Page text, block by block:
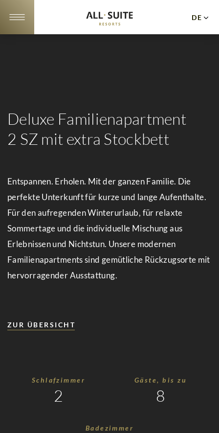
DE
Gründe
Lage
Events
Wellness
&
Spa
Annehmlichkeiten
Zeit
Sommerurlaub
Winterurlaub
Deluxe Familienapartment
2 SZ mit extra Stockbett
Entspannen. Erholen. Mit der ganzen Familie. Die
perfekte Unterkunft für kurze und lange Aufenthalte.
Für den aufregenden Winterurlaub, für relaxte
Sommertage und die individuelle Mischung aus
Erlebnissen und Nichtstun. Unsere modernen
Familienapartments sind gemütliche Rückzugsorte mit
hervorragender Ausstattung.
ZUR ÜBERSICHT
Schlafzimmer
2
Gäste, bis zu
8
Badezimmer